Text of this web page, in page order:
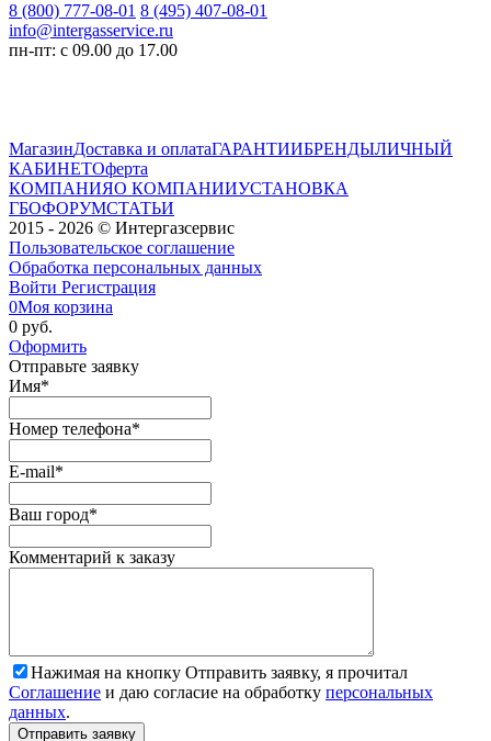
8 (800) 777-08-01 8 (495) 407-08-01
info@intergasservice.ru
пн-пт: с 09.00 до 17.00
МагазинДоставка и оплатаГАРАНТИИБРЕНДЫЛИЧНЫЙ
КАБИНЕТОферта
КОМПАНИЯО КОМПАНИИУСТАНОВКА
ГБОФОРУМСТАТЬИ
2015 - 2026 © Интергазсервис
Пользовательское соглашение
Обработка персональных данных
Войти Регистрация
0Моя корзина
0 руб.
Оформить
Отправьте заявку
Имя*
Номер телефона*
E-mail*
Ваш город*
Комментарий к заказу
Нажимая на кнопку Отправить заявку, я прочитал
Соглашение и даю согласие на обработку персональных
данных.